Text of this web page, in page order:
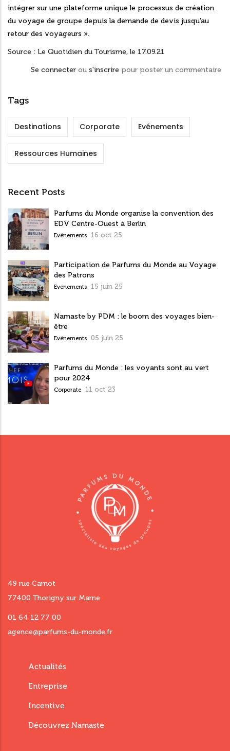
intégrer sur une plateforme unique le processus de création
du voyage de groupe depuis la demande de devis jusqu’au
retour des voyageurs ».
Source : Le Quotidien du Tourisme, le 17.09.21
Se connecter ou s'inscrire pour poster un commentaire
Tags
Destinations Corporate Evénements
Ressources Humaines
Recent Posts
Parfums du Monde organise la convention des
EDV Centre-Ouest à Berlin
Evénements 16 oct 25
Participation de Parfums du Monde au Voyage
des Patrons
Evénements 15 juin 25
Namaste by PDM : le boom des voyages bien-
être
Evénements 05 juin 25
Parfums du Monde : les voyants sont au vert
pour 2024
Corporate 11 oct 23
49 rue Carnot
77400 Thorigny sur Marne
01 64 12 77 00
agence@parfums-du-monde.fr
Menu
third
Actualités
Entreprise
Incentive
Découvrez Namaste